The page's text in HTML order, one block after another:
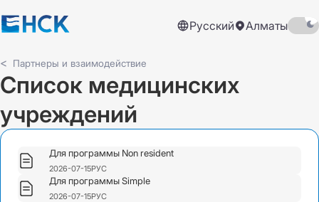
Русский Алматы
Партнеры и взаимодействие
Список медицинских
учреждений
Для программы Non resident
2026-07-15РУС
Для программы Simple
2026-07-15РУС